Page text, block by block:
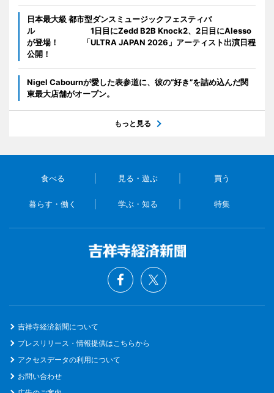
日本最大級 都市型ダンスミュージックフェスティバ
ル 1日目にZedd B2B Knock2、2日目にAlesso
が登場！ 「ULTRA JAPAN 2026」アーティスト出演日程
公開！
Nigel Cabournが愛した表参道に、彼の“好き”を詰め込んだ関
東最大店舗がオープン。
もっと見る
食べる 見る・遊ぶ 買う
暮らす・働く 学ぶ・知る 特集
吉祥寺経済新聞について
プレスリリース・情報提供はこちらから
アクセスデータの利用について
お問い合わせ